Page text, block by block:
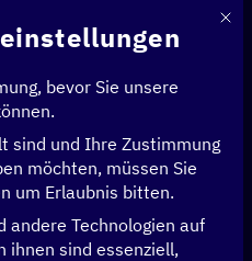
Mit
bevor Sie unsere
sind und Ihre Zustimmung
möchten, müssen Sie
um Erlaubnis bitten.
andere Technologien auf
ihnen sind essenziell,